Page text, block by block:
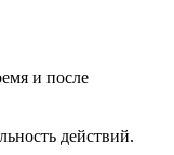
и после
действий.